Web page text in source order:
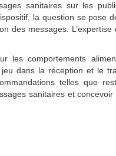
sanitaires sur les
la question se pose
des messages.
comportements
dans la réception et le
telles que
sanitaires et